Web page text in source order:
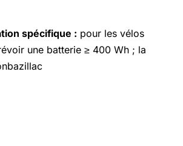
spécifique : pour les vélos
une batterie ≥ 400 Wh ; la